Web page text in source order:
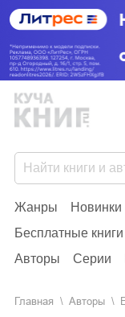
Жанры Новинки
Бесплатные книги
Авторы
Серии
Главная Aвторы